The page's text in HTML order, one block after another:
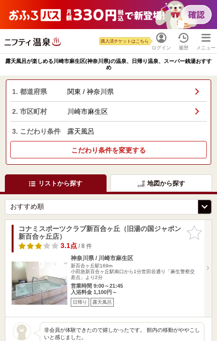
ログイン
購入済チケットはこちら
履歴 メニュー
露天風呂が楽しめる川崎市麻生区(神奈川県)の温泉、日帰り温泉、スーパー銭湯おすす
め
1. 都道府県 関東 / 神奈川県
2. 市区町村 川崎市麻生区
3. こだわり条件 露天風呂
こだわり条件を変更する
リストから探す 地図から探す
お気に入
りに追加
コナミスポーツクラブ新百合ヶ丘（旧湯の国ジャポン
新百合ヶ丘店）
3.1点/ 8 件
神奈川県 / 川崎市麻生区
新百合ヶ丘駅169m
小田急新百合ヶ丘駅南口から1分世田谷通り「麻生警察交
差点」より2分
営業時間 9:00～21:45
入浴料金 1,100円～
日帰り 露天風呂
非会員が体験できたので嬉しかったです。 館内の移動がややこし
いと感じました。